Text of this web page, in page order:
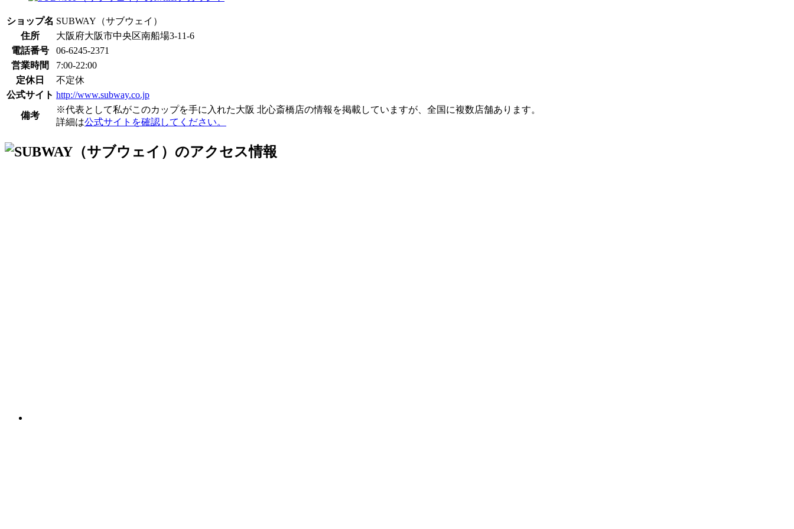
ショップ名 SUBWAY（サブウェイ）
住所
大阪府大阪市中央区南船場3-11-6
電話番号
06-6245-2371
営業時間
7:00-22:00
定休日
不定休
公式サイト http://www.subway.co.jp
備考
※代表として私がこのカップを手に入れた大阪 北心斎橋店の情報を掲載していますが、全国に複数店舗あります。
詳細は公式サイトを確認してください。